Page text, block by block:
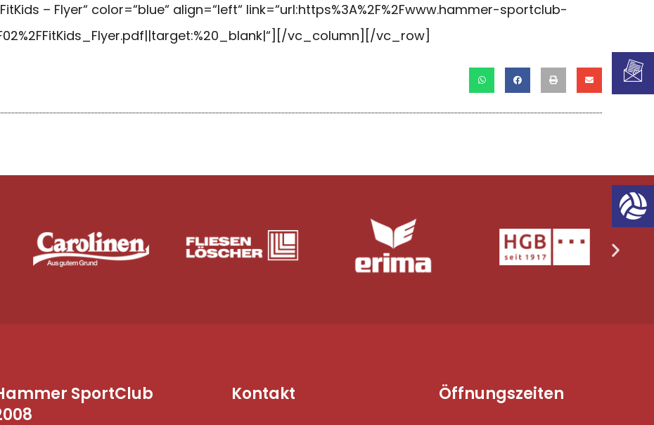
– Flyer“ color=“blue“ align=“left“ link=“url:https%3A%2F%2Fwww.hammer-sportclub-
vc_column][/vc_row]
SportClub
Kontakt Öffnungszeiten